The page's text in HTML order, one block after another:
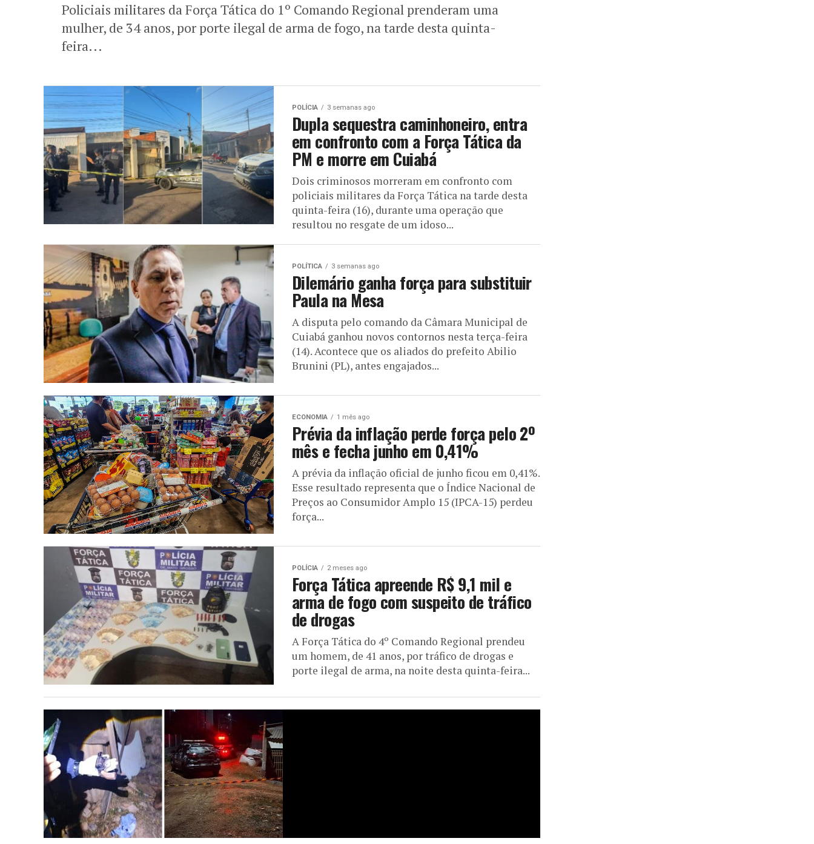
Policiais militares da Força Tática do 1º Comando Regional prenderam uma
mulher, de 34 anos, por porte ilegal de arma de fogo, na tarde desta quinta-
feira...
POLÍCIA 3 semanas ago
Dupla sequestra caminhoneiro, entra
em confronto com a Força Tática da
PM e morre em Cuiabá
Dois criminosos morreram em confronto com
policiais militares da Força Tática na tarde desta
quinta-feira (16), durante uma operação que
resultou no resgate de um idoso...
POLÍTICA 3 semanas ago
Dilemário ganha força para substituir
Paula na Mesa
A disputa pelo comando da Câmara Municipal de
Cuiabá ganhou novos contornos nesta terça-feira
(14). Acontece que os aliados do prefeito Abilio
Brunini (PL), antes engajados...
ECONOMIA 1 mês ago
Prévia da inflação perde força pelo 2º
mês e fecha junho em 0,41%
A prévia da inflação oficial de junho ficou em 0,41%.
Esse resultado representa que o Índice Nacional de
Preços ao Consumidor Amplo 15 (IPCA-15) perdeu
força...
POLÍCIA 2 meses ago
Força Tática apreende R$ 9,1 mil e
arma de fogo com suspeito de tráfico
de drogas
A Força Tática do 4º Comando Regional prendeu
um homem, de 41 anos, por tráfico de drogas e
porte ilegal de arma, na noite desta quinta-feira...